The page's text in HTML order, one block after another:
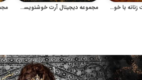
مجموعه دیجیتال آرت زنانه با خوشنویسی شکسته و رنگ‌های طلایی مجموعه دیجیتال آرت خوشنویسی شکسته و نقاشیخط ایرانی